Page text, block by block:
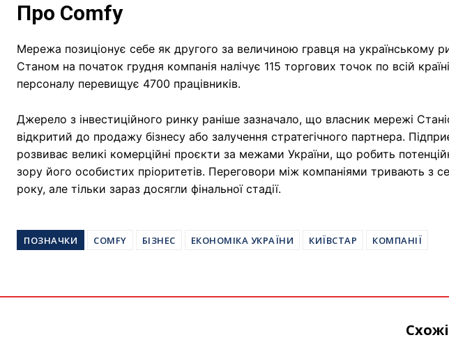
Про Comfy
Мережа позиціонує себе як другого за величиною гравця на українському
Станом на початок грудня компанія налічує 115 торгових точок по всій
персоналу перевищує 4700 працівників.
Джерело з інвестиційного ринку раніше зазначало, що власник мережі
відкритий до продажу бізнесу або залучення стратегічного партнера.
розвиває великі комерційні проєкти за межами України, що робить
зору його особистих пріоритетів. Переговори між компаніями тривають з
року, але тільки зараз досягли фінальної стадії.
ПОЗНАЧКИ COMFY БІЗНЕС ЕКОНОМІКА УКРАЇНИ КИЇВСТАР КОМПАНІЇ